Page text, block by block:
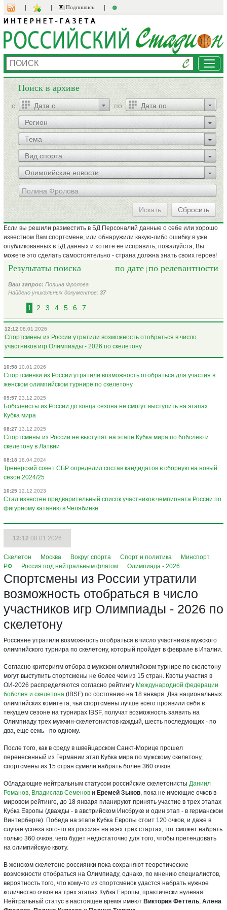
Подпишись
Поиск в архиве
c по
Регион
Тема
Вид спорта
Олимпийские новости
Искать Сбросить
Если вы решили разместить в БД Персоналий данные о себе или хорошо
известном Вам спортсмене, или обнаружили какую-либо ошибку в уже
опубликованных в БД данных и хотите ее исправить, пожалуйста, Вы
можете это сделать самостоятельно - страна должна знать своих героев!
Результаты поиска по дате по релевантности
Ваш запрос: Полина Фролова
Найдено уникальных документов: 37
1 2 3 4 5 6 7
12:12 08.01.2026
Спортсмены из России утратили возможность отобраться в число
участников игр Олимпиады - 2026 по скелетону
10:58 10.01.2026
Спортсменки из России утратили возможность отобраться для участия в
женском олимпийском турнире по скелетону
09:57 23.12.2025
Бобслеисты из России до конца сезона не смогут выступить на этапах
Кубка мира
08:27 13.12.2025
Спортсмены из России не выступят на этапе Кубка мира по бобслею и
скелетону в Латвии
08:18 18.04.2024
Тренерский совет СБР определил состав кандидатов в сборную на новый
сезон 2024/25
10:25 12.12.2023
Стал известен предварительный список участников чемпионата России по
фигурному катанию в Челябинке
12:12 08.01.2026
Скелетон Москва Вокруг спорта Спорт и политика
Минспорт
РФ
Россия под нейтральным флагом Олимпиада - 2026
Спортсмены из России утратили
возможность отобраться в число
участников игр Олимпиады - 2026 по
скелетону
Россияне утратили возможность отобраться в число участников мужского
олимпийского турнира по скелетону, который пройдет в феврале в Италии.
Согласно критериям отбора в мужском олимпийском турнире по скелетону
могут выступить спортсмены не более чем из 15 стран. Квоты участия в
ОИ-2026 распределяются согласно рейтингу Международной федерации
бобслея и скелетона (IBSF) по состоянию на 18 января. Два национальных
олимпийских комитета, чьи спортсмены лучше всего проявили себя в
текущем сезоне на турнирах IBSF, получат возможность заявить на
Олимпиаду трех мужчин-скелетонистов каждый, шесть последующих - по
два, еще семь - по одному.
После того, как в среду в швейцарском Санкт-Морице прошел
перенесенный из Германии этап Кубка мира по мужскому скелетону,
спортсмены из 15 стран сумели набрать более 360 очков.
Обладающие нейтральным статусом российские скелетонисты Даниил
Романов, Владислав Семенов и Еремей Зыков, пока не имеющие очков в
мировом рейтинге, до 18 января планируют принять участие в трех этапах
Кубка Европы (дважды - в австрийском Инсбруке и один этап - в германском
Винтерберге). Победа на этапе Кубка Европы стоит 120 очков, и даже в
случае успеха кого-то из россиян на всех трех стартах, тот сможет набрать
только 360 очков, чего будет недостаточно для того, чтобы претендовать
на олимпийскую квоту.
В женском скелетоне россиянки пока сохраняют теоретические
возможности отобраться на Олимпиаду, однако, по мнению специалистов,
вероятность того, что кому-то из спортсменок удастся набрать нужное
количество очков на трех этапах Кубка Европы, практически нулевая.
Нейтральный статус в настоящее время имеют Виктория Феттель, Алена